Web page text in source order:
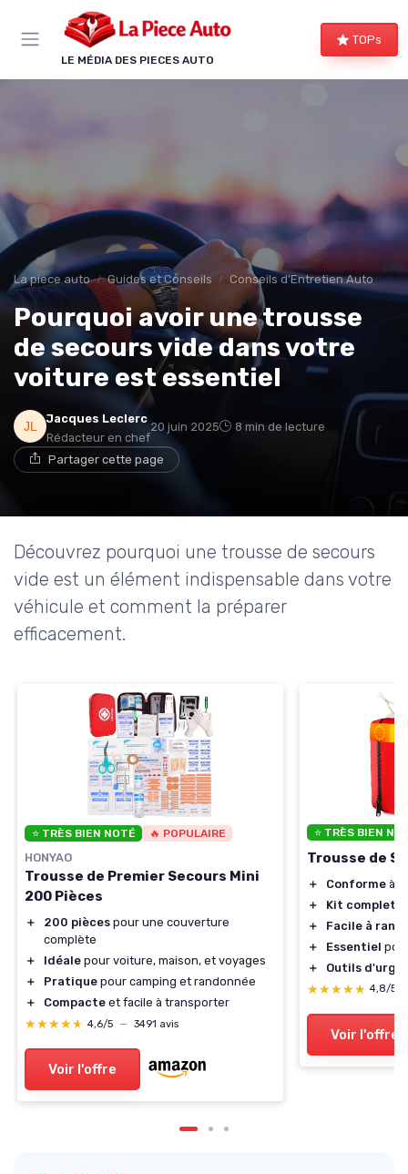
LE MÉDIA DES PIECES AUTO
TOPs
La piece auto Guides et Conseils Conseils d'Entretien Auto
Pourquoi avoir une trousse
de secours vide dans votre
voiture est essentiel
Jacques Leclerc
Rédacteur en chef
20 juin 2025 8 min de lecture
Partager cette page
Découvrez pourquoi une trousse de secours
vide est un élément indispensable dans votre
véhicule et comment la préparer
efficacement.
⭐ TRÈS BIEN NOTÉ 🔥 POPULAIRE
HONYAO
Trousse de Premier Secours Mini
200 Pièces
＋ 200 pièces pour une couverture
complète
＋
Idéale pour voiture, maison, et voyages
＋
Pratique pour camping et randonnée
＋
Compacte et facile à transporter
★★★★★
★★★★★ 4,6/5 — 3491 avis
Voir l'offre
⭐ TRÈS BIEN
Trousse de
＋ Conforme à
＋
Kit complet
＋
Facile à
＋
Essentiel
＋
Outils
★★★★★
★★★★★ 4,8/5
Voir l'offre
Panneau de gestion des cookies